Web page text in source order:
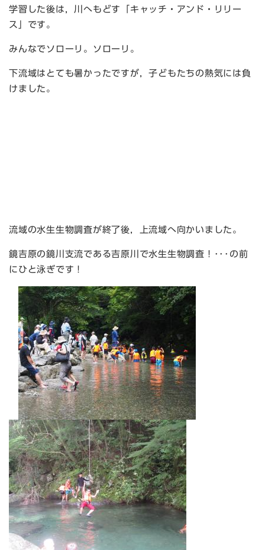
学習した後は，川へもどす「キャッチ・アンド・リリー
ス」です。
みんなでソローリ。ソローリ。
下流域はとても暑かったですが，子どもたちの熱気には負
けました。
流域の水生生物調査が終了後，上流域へ向かいました。
鏡吉原の鏡川支流である吉原川で水生生物調査！･･･の前
にひと泳ぎです！